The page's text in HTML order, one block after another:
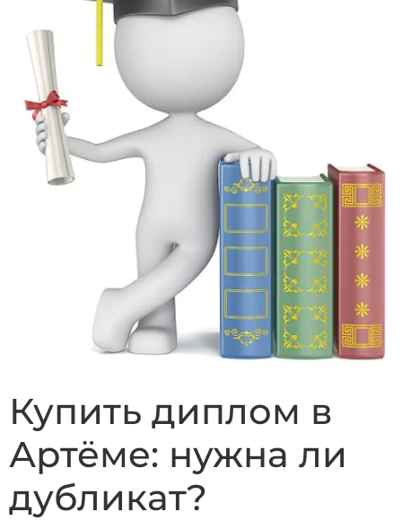
Купить диплом в
Артёме: нужна ли
дубликат?